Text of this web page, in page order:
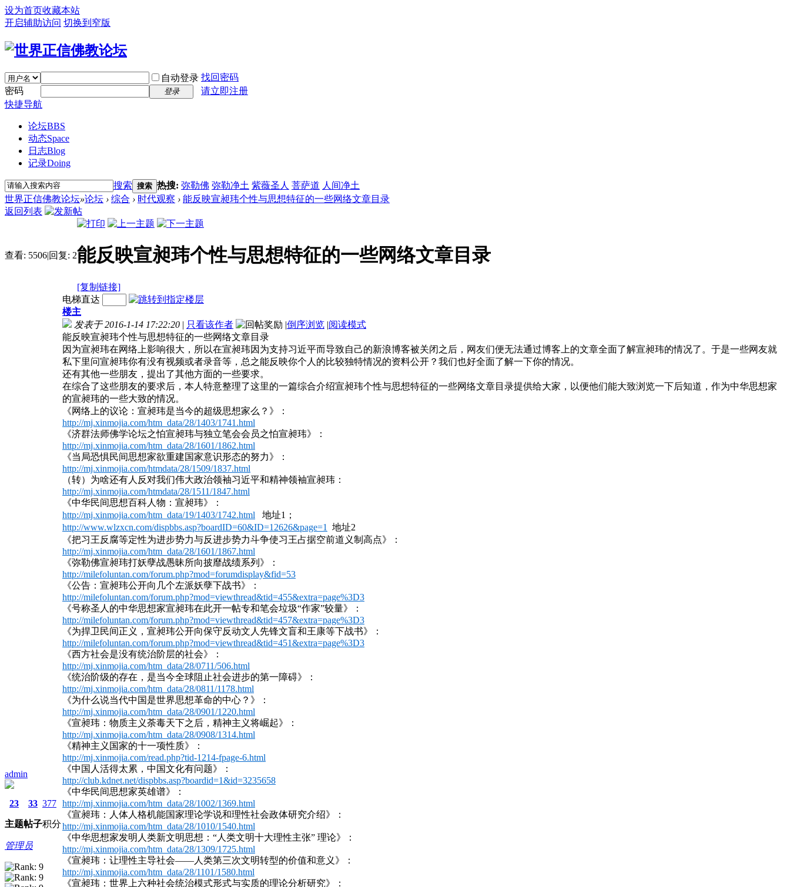
设为首页收藏本站
开启辅助访问 切换到窄版
自动登录 找回密码
密码
登录
请立即注册
快捷导航
论坛BBS
动态Space
日志Blog
记录Doing
搜索 搜索 热搜: 弥勒佛 弥勒净土 紫薇圣人 菩萨道 人间净土
世界正信佛教论坛»论坛 › 综合 › 时代观察 › 能反映宣昶玮个性与思想特征的一些网络文章目录
返回列表
查看: 5506|回复: 2能反映宣昶玮个性与思想特征的一些网络文章目录
[复制链接]
admin
23
主题
33
帖子
377
积分
管理员
电梯直达
楼主
发表于 2016-1-14 17:22:20 | 只看该作者 |倒序浏览 |阅读模式
能反映宣昶玮个性与思想特征的一些网络文章目录
因为宣昶玮在网络上影响很大，所以在宣昶玮因为支持习近平而导致自己的新浪博客被关闭之后，网友们便无法通过博客上的文章全面了解宣昶玮的情况了。于是一些网友就
私下里问宣昶玮你有没有视频或者录音等，总之能反映你个人的比较独特情况的资料公开？我们也好全面了解一下你的情况。
还有其他一些朋友，提出了其他方面的一些要求。
在综合了这些朋友的要求后，本人特意整理了这里的一篇综合介绍宣昶玮个性与思想特征的一些网络文章目录提供给大家，以便他们能大致浏览一下后知道，作为中华思想家
的宣昶玮的一些大致的情况。
《网络上的议论：宣昶玮是当今的超级思想家么？》：
http://mj.xinmojia.com/htm_data/28/1403/1741.html
《济群法师佛学论坛之怕宣昶玮与独立笔会会员之怕宣昶玮》：
http://mj.xinmojia.com/htm_data/28/1601/1862.html
《当局恐惧民间思想家欲重建国家意识形态的努力》：
http://mj.xinmojia.com/htmdata/28/1509/1837.html
（转）为啥还有人反对我们伟大政治领袖习近平和精神领袖宣昶玮：
http://mj.xinmojia.com/htmdata/28/1511/1847.html
《中华民间思想百科人物：宣昶玮》：
http://mj.xinmojia.com/htm_data/19/1403/1742.html 地址1；
http://www.wlzxcn.com/dispbbs.asp?boardID=60&ID=12626&page=1
地址2
《把习王反腐等定性为进步势力与反进步势力斗争使习王占据空前道义制高点》：
http://mj.xinmojia.com/htm_data/28/1601/1867.html
《弥勒佛宣昶玮打妖孽战愚昧所向披靡战绩系列》：
http://milefoluntan.com/forum.php?mod=forumdisplay&fid=53
《公告：宣昶玮公开向几个左派妖孽下战书》：
http://milefoluntan.com/forum.php?mod=viewthread&tid=455&extra=page%3D3
《号称圣人的中华思想家宣昶玮在此开一帖专和笔会垃圾“作家”较量》：
http://milefoluntan.com/forum.php?mod=viewthread&tid=457&extra=page%3D3
《为捍卫民间正义，宣昶玮公开向保守反动文人先锋文盲和王康等下战书》：
http://milefoluntan.com/forum.php?mod=viewthread&tid=451&extra=page%3D3
《西方社会是没有统治阶层的社会》：
http://mj.xinmojia.com/htm_data/28/0711/506.html
《统治阶级的存在，是当今全球阻止社会进步的第一障碍》：
http://mj.xinmojia.com/htm_data/28/0811/1178.html
《为什么说当代中国是世界思想革命的中心？》：
http://mj.xinmojia.com/htm_data/28/0901/1220.html
《宣昶玮：物质主义荼毒天下之后，精神主义将崛起》：
http://mj.xinmojia.com/htm_data/28/0908/1314.html
《精神主义国家的十一项性质》：
http://mj.xinmojia.com/read.php?tid-1214-fpage-6.html
《中国人活得太累，中国文化有问题》：
http://club.kdnet.net/dispbbs.asp?boardid=1&id=3235658
《中华民间思想家英雄谱》：
http://mj.xinmojia.com/htm_data/28/1002/1369.html
《宣昶玮：人体人格机能国家理论学说和理性社会政体研究介绍》：
http://mj.xinmojia.com/htm_data/28/1010/1540.html
《中华思想家发明人类新文明思想：“人类文明十大理性主张” 理论》：
http://mj.xinmojia.com/htm_data/28/1309/1725.html
《宣昶玮：让理性主导社会——人类第三次文明转型的价值和意义》：
http://mj.xinmojia.com/htm_data/28/1101/1580.html
《宣昶玮：世界上六种社会统治模式形式与实质的理论分析研究》：